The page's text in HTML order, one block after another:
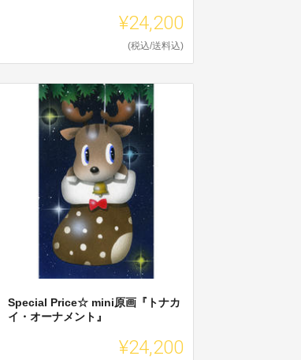
¥24,200
(税込/送料込)
Special Price☆ mini原画『トナカ
イ・オーナメント』
¥24,200